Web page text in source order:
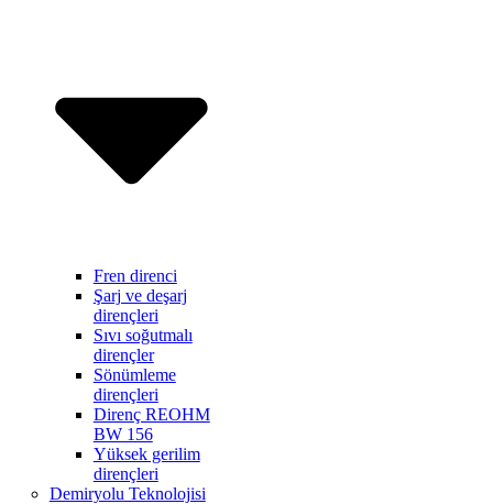
Fren direnci
Şarj ve deşarj
dirençleri
Sıvı soğutmalı
dirençler
Sönümleme
dirençleri
Direnç REOHM
BW 156
Yüksek gerilim
dirençleri
Demiryolu Teknolojisi